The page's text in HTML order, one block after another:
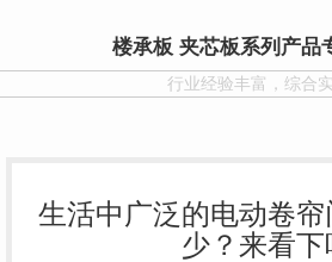
楼承板 夹芯板系列产品
行业经验丰富，综合
生活中广泛的电动卷
少？来看下